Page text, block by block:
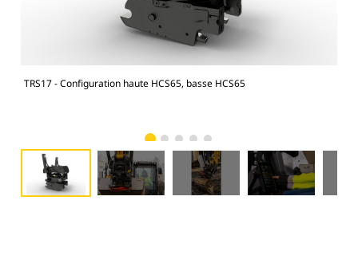
TRS17 - Configuration haute HCS65, basse HCS65